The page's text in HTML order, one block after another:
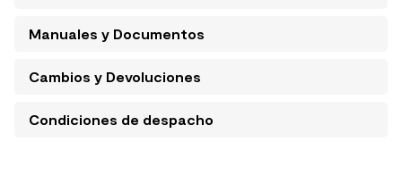
Manuales y Documentos
Cambios y Devoluciones
Condiciones de despacho